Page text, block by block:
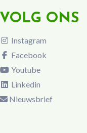
VOLG ONS
Instagram
Facebook
Youtube
Linkedin
Nieuwsbrief